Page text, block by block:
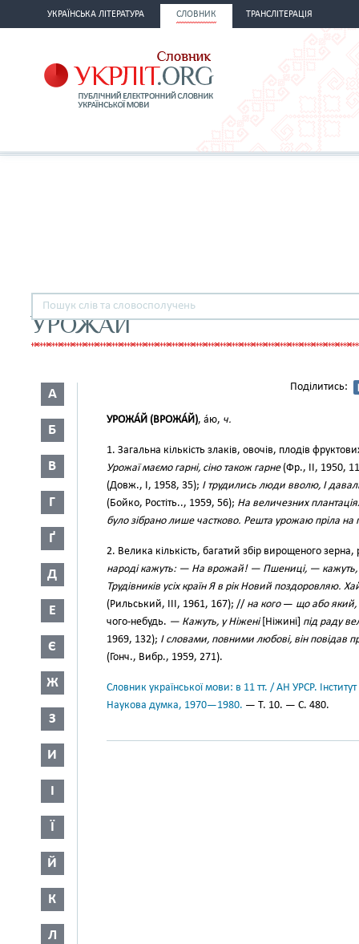
УКРАЇНСЬКА ЛІТЕРАТУРА СЛОВНИК ТРАНСЛІТЕРАЦІЯ
УРОЖАЙ
А
Б
В
Г
Ґ
Д
Е
Є
Ж
З
И
І
Ї
Й
К
Л
Поділитись:
УРОЖА́Й (ВРОЖА́Й), а́ю, ч.
1. Загальна кількість злаків, овочів, плодів
Урожаї маємо гарні, сіно також гарне(Фр., II, 1950,
(Довж., І, 1958, 35); І трудились люди вволю, І
(Бойко, Ростіть.., 1959, 56); На величезних
було зібрано лише частково. Решта урожаю пріла на
2. Велика кількість, багатий збір вирощеного зерна,
народі кажуть: — На врожай! — Пшениці, — кажуть,
Трудівників усіх країн Я в рік Новий поздоровляю.
(Рильський, III, 1961, 167); // на кого— що або
чого-небудь. — Кажуть, у Ніжені[Ніжині] під раду
1969, 132); І словами, повними любові, він повідав
(Гонч., Вибр., 1959, 271).
Словник української мови: в 11 тт. / АН УРСР.
Наукова думка, 1970—1980. — Т. 10. — С. 480.